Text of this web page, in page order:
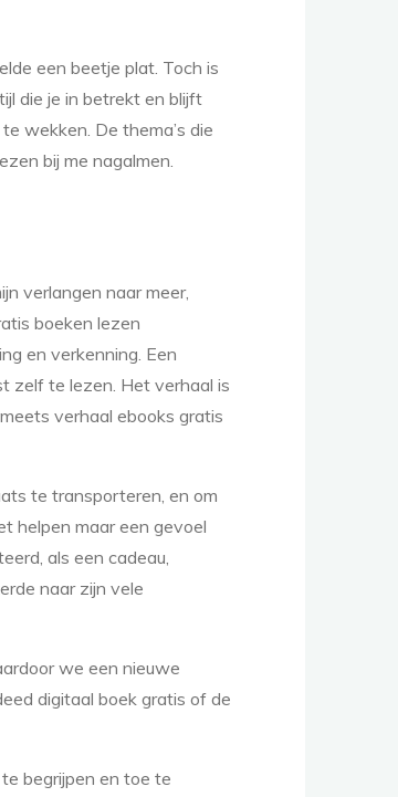
een beetje plat. Toch is
die je in betrekt en blijft
wekken. De thema’s die
bij me nagalmen.
verlangen naar meer,
boeken lezen
en verkenning. Een
zelf te lezen. Het verhaal is
verhaal ebooks gratis
te transporteren, en om
helpen maar een gevoel
als een cadeau,
naar zijn vele
we een nieuwe
digitaal boek gratis of de
begrijpen en toe te